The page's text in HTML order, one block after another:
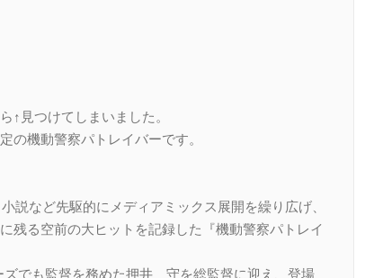
↑見つけてしまいました。
の機動警察パトレイバーです。
説など先駆的にメディアミックス展開を繰り広げ、
残る空前の大ヒットを記録した『機動警察パトレイ
でも監督を務めた押井 守を総監督に迎え、登場